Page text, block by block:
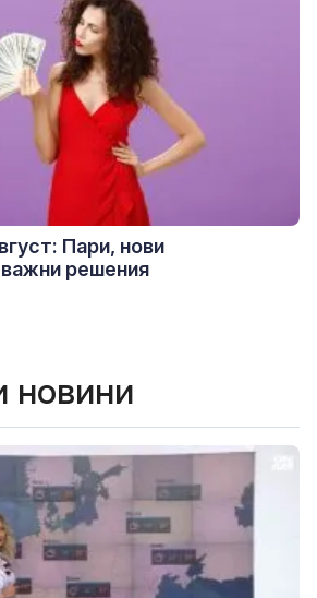
Пари, нови
решения
новини